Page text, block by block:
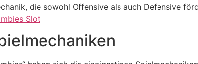
die sowohl Offensive als auch Defensive
Slot